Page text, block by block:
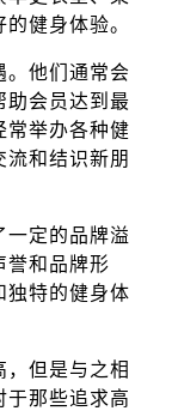
健身体验。
。他们通常会
助会员达到最
常举办各种健
流和结识新朋
一定的品牌溢
誉和品牌形
独特的健身体
，但是与之相
于那些追求高